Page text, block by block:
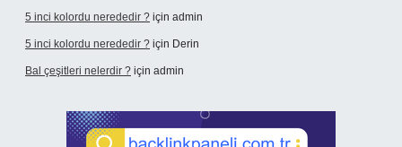
5 inci kolordu nerededir ? için admin
5 inci kolordu nerededir ? için Derin
Bal çeşitleri nelerdir ? için admin